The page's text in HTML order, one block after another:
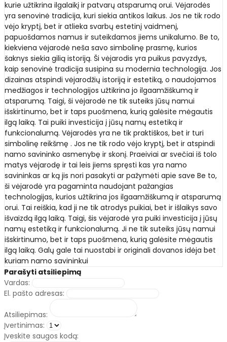
kurie užtikrina ilgalaikį ir patvarų atsparumą orui. Vėjarodės
yra senovinė tradicija, kuri siekia antikos laikus. Jos ne tik rodo
vėjo kryptį, bet ir atlieka svarbų estetinį vaidmenį,
papuošdamos namus ir suteikdamos jiems unikalumo. Be to,
kiekviena vėjarodė neša savo simbolinę prasmę, kurios
šaknys siekia gilią istoriją. Ši vėjarodis yra puikus pavyzdys,
kaip senovinė tradicija susipina su modernia technologija. Jos
dizainas atspindi vėjarodžių istoriją ir estetiką, o naudojamos
medžiagos ir technologijos užtikrina jo ilgaamžiškumą ir
atsparumą. Taigi, ši vėjarodė ne tik suteiks jūsų namui
išskirtinumo, bet ir taps puošmena, kurią galėsite mėgautis
ilgą laiką. Tai puiki investicija į jūsų namų estetiką ir
funkcionalumą. Vėjarodės yra ne tik praktiškos, bet ir turi
simbolinę reikšmę . Jos ne tik rodo vėjo kryptį, bet ir atspindi
namo savininko asmenybę ir skonį. Praeiviai ar svečiai iš tolo
matys vėjarodę ir tai leis jiems spręsti kas yra namo
savininkas ar ką jis nori pasakyti ar pažymėti apie save Be to,
ši vėjarodė yra pagaminta naudojant pažangias
technologijas, kurios užtikrina jos ilgaamžiškumą ir atsparumą
orui. Tai reiškia, kad ji ne tik atrodys puikiai, bet ir išlaikys savo
išvaizdą ilgą laiką. Taigi, šis vėjarodė yra puiki investicija į jūsų
namų estetiką ir funkcionalumą. Ji ne tik suteiks jūsų namui
išskirtinumo, bet ir taps puošmena, kurią galėsite mėgautis
ilgą laiką. Galų gale tai nuostabi ir originali dovanos idėja bet
kuriam namo savininkui
Parašyti atsiliepimą
Vardas:
El. pašto adresas:
Atsiliepimas:
Įvertinimas:
Įveskite saugos kodą: